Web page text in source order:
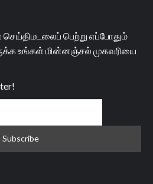
பெற்று எப்போதும்
உங்கள் மின்னஞ்சல் முகவரியை